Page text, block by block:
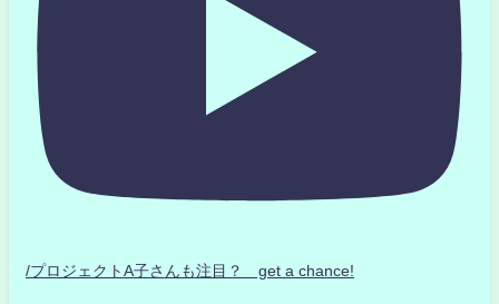
/プロジェクトA子さんも注目？ get a chance!